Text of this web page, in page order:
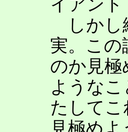
イアン
しかし
実。こ
のか見極
ような
たして